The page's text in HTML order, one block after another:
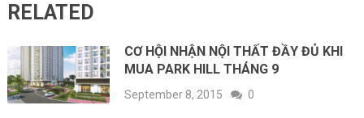
RELATED
CƠ HỘI NHẬN NỘI THẤT ĐẦY ĐỦ KHI
MUA PARK HILL THÁNG 9
September 8, 2015 0